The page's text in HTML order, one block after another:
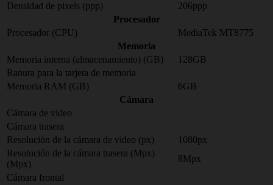
Densidad de pixels (ppp)
206ppp
Procesador
Procesador (CPU)
MediaTek MT8775
Memoria
Memoria interna (almacenamiento) (GB)
128GB
Ranura para la tarjeta de memoria
Memoria RAM (GB)
6GB
Cámara
Cámara de video
Cámara trasera
Resolución de la cámara de video (px)
1080px
Resolución de la cámara trasera (Mpx)
(Mpx)
8Mpx
Cámara frontal